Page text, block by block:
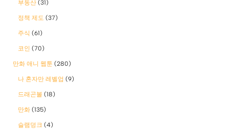
부동산 (31)
정책 제도 (37)
주식 (61)
코인 (70)
만화 애니 웹툰 (280)
나 혼자만 레벨업 (9)
드래곤볼 (18)
만화 (135)
슬램덩크 (4)